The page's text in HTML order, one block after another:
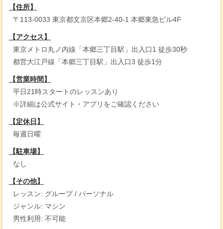
【住所】
〒113-0033 東京都文京区本郷2-40-1 本郷東急ビル4F
【アクセス】
東京メトロ丸ノ内線「本郷三丁目駅」出入口1 徒歩30秒
都営大江戸線「本郷三丁目駅」出入口3 徒歩1分
【営業時間】
平日21時スタートのレッスンあり
※詳細は公式サイト・アプリをご確認ください
【定休日】
毎週日曜
【駐車場】
なし
【その他】
レッスン: グループ / パーソナル
ジャンル: マシン
男性利用: 不可能